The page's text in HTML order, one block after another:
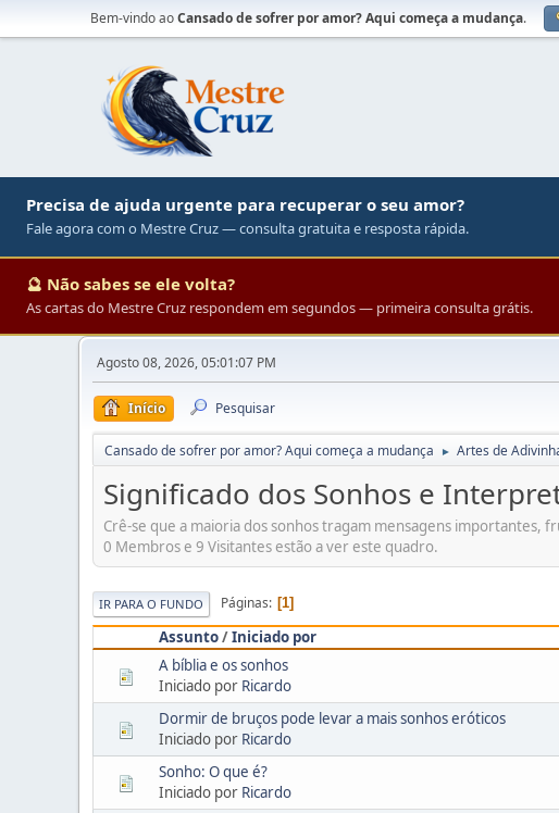
Bem-vindo aoCansado de sofrer por amor? Aqui começa a mudança.
Precisa de ajuda urgente para recuperar o seu amor?
Fale agora com o Mestre Cruz — consulta gratuita e resposta rápida.
🔮 Não sabes se ele volta?
As cartas do Mestre Cruz respondem em segundos — primeira consulta grátis.
Agosto 08, 2026, 05:01:07 PM
Início Pesquisar
Cansado de sofrer por amor? Aqui começa a mudança ► Artes de
Significado dos Sonhos e
Crê-se que a maioria dos sonhos tragam mensagens importantes,
0 Membros e 9 Visitantes estão a ver este quadro.
IR PARA O FUNDO Páginas 1
Assunto/Iniciado por
A bíblia e os sonhos
Iniciado por Ricardo
Dormir de bruços pode levar a mais sonhos eróticos
Iniciado por Ricardo
Sonho: O que é?
Iniciado por Ricardo